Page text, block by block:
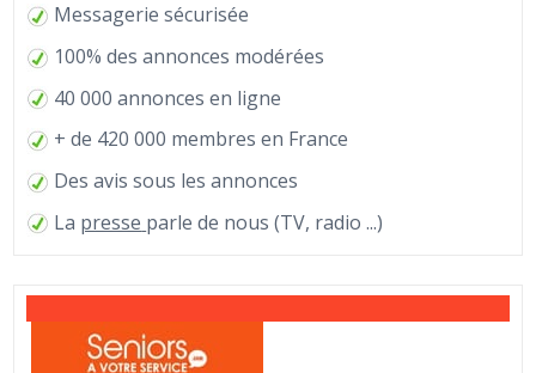
Messagerie sécurisée
100% des annonces modérées
40 000 annonces en ligne
+ de 420 000 membres en France
Des avis sous les annonces
La presse parle de nous (TV, radio ...)